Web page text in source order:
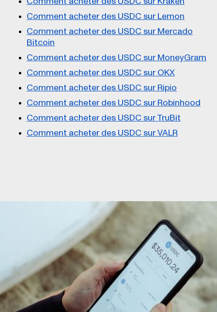
Comment acheter des USDC sur Lemon
Comment acheter des USDC sur Mercado
Bitcoin
Comment acheter des USDC sur MoneyGram
Comment acheter des USDC sur OKX
Comment acheter des USDC sur Ripio
Comment acheter des USDC sur Robinhood
Comment acheter des USDC sur TruBit
Comment acheter des USDC sur VALR